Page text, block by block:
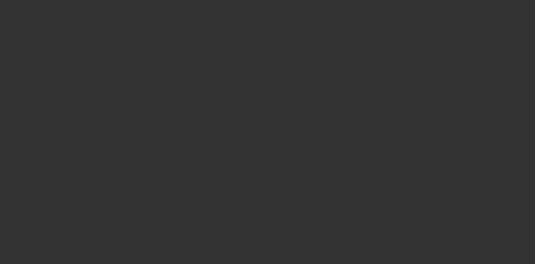
und machst parallel dazu eine IHK-